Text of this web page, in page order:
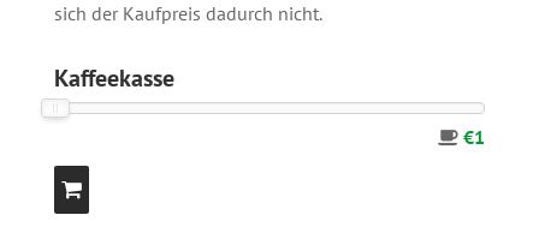
sich der Kaufpreis dadurch nicht.
Kaffeekasse
€1